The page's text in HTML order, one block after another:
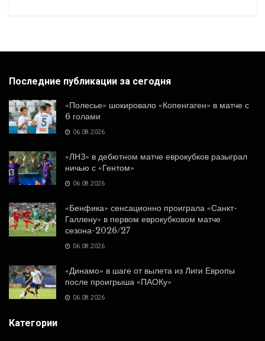
Последние публикации за сегодня
«Полесье» шокировало «Копенгаген» в матче с
6 голами
06.08.2026
«ЛНЗ» в дебютном матче еврокубков разыграл
ничью с «Гентом»
06.08.2026
«Бенфика» сенсационно проиграла «Санкт-
Галлену» в первом еврокубковом матче
сезона-2026/27
06.08.2026
«Динамо» в шаге от вылета из Лиги Европы
после проигрыша «ПАОКу»
06.08.2026
Категории